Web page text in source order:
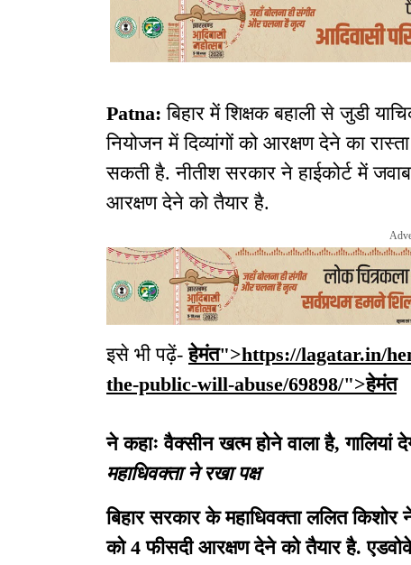
Patna: बिहार में शिक्षक बहाली से जुडी
नियोजन में दिव्यांगों को आरक्षण देने का
सकती है. नीतीश सरकार ने हाईकोर्ट में
आरक्षण देने को तैयार है.
इसे भी पढ़ें-हेमंत">https://lagatar.in/
the-public-will-abuse/69898/">हेमंत
ने कहाः वैक्सीन खत्म होने वाला है, गालियां
महाधिवक्ता ने रखा पक्ष
बिहार सरकार के महाधिवक्ता ललित किशोर
को 4 फीसदी आरक्षण देने को तैयार है.